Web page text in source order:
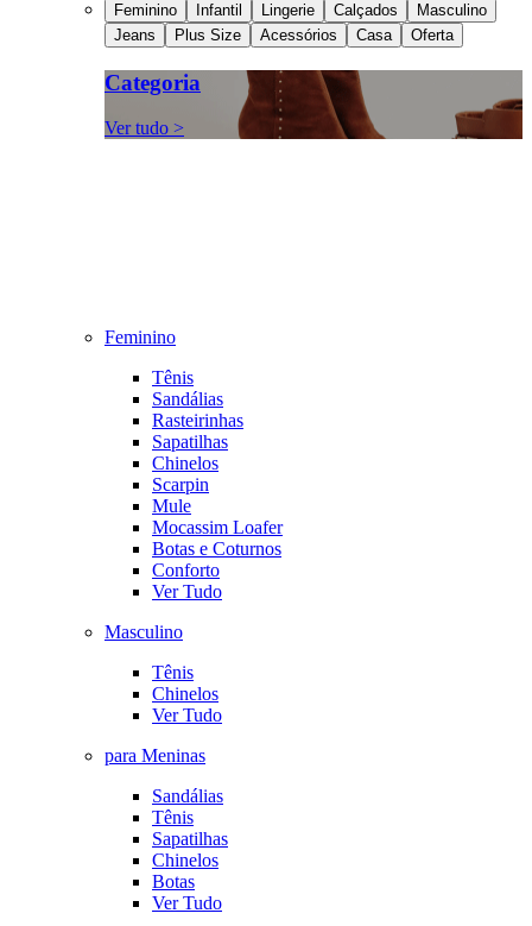
Feminino Infantil Lingerie Calçados
Masculino
Jeans
Plus Size Acessórios Casa Oferta
Categoria
Ver tudo >
Feminino
Tênis
Sandálias
Rasteirinhas
Sapatilhas
Chinelos
Scarpin
Mule
Mocassim Loafer
Botas e Coturnos
Conforto
Ver Tudo
Masculino
Tênis
Chinelos
Ver Tudo
para Meninas
Sandálias
Tênis
Sapatilhas
Chinelos
Botas
Ver Tudo